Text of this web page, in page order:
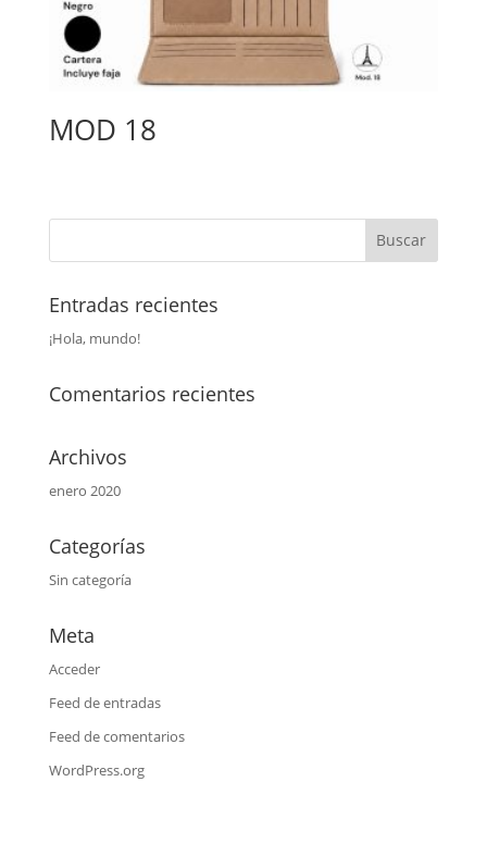
MOD 18
Entradas recientes
¡Hola, mundo!
Comentarios recientes
Archivos
enero 2020
Categorías
Sin categoría
Meta
Acceder
Feed de entradas
Feed de comentarios
WordPress.org